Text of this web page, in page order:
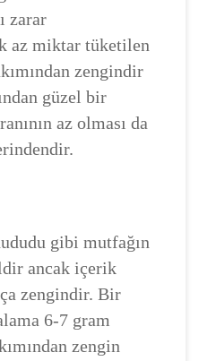
zarar
az miktar tüketilen
zengindir
güzel bir
az olması da
gibi mutfağın
ancak içerik
zengindir. Bir
6-7 gram
zengin